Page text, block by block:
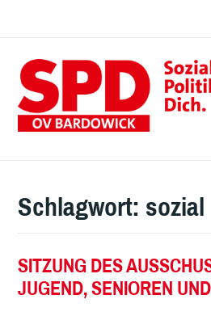
springen
Schlagwort: sozial
SITZUNG DES
JUGEND, SENIOREN